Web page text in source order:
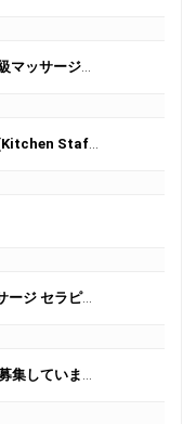
✅❤️✨ 1日1000ドル以上可能！ブリスベン高級マッサージチェーン スタッフ募集中 ✨✅❤️
[Hiring] BBC Chicken n Beer in Beenleigh (Kitchen Staff wanted)
フォーティテュード バレー ショップでマッサージ セラピストを募集中
日給 AUD $1,500～$3,000 きれいな女性を募集しています。